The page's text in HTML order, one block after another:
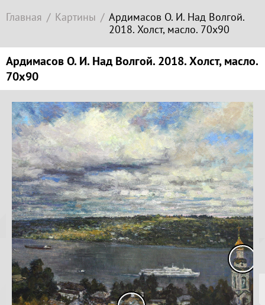
Главная Картины
Ардимасов О. И. Над Волгой.
2018. Холст, масло. 70х90
Ардимасов О. И. Над Волгой. 2018. Холст, масло.
70х90
ссылку
Копировать
Копируйте
координаты
места
Копировать
зарубежное
искусство
Локация
гора
Гора
Левитана
Заречье
Набережная
Торговая
площадь
Верхний
Плёс
Волга и
левый берег